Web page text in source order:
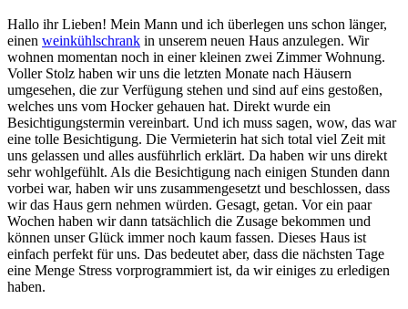
Hallo ihr Lieben! Mein Mann und ich überlegen uns schon länger,
einen weinkühlschrank in unserem neuen Haus anzulegen. Wir
wohnen momentan noch in einer kleinen zwei Zimmer Wohnung.
Voller Stolz haben wir uns die letzten Monate nach Häusern
umgesehen, die zur Verfügung stehen und sind auf eins gestoßen,
welches uns vom Hocker gehauen hat. Direkt wurde ein
Besichtigungstermin vereinbart. Und ich muss sagen, wow, das war
eine tolle Besichtigung. Die Vermieterin hat sich total viel Zeit mit
uns gelassen und alles ausführlich erklärt. Da haben wir uns direkt
sehr wohlgefühlt. Als die Besichtigung nach einigen Stunden dann
vorbei war, haben wir uns zusammengesetzt und beschlossen, dass
wir das Haus gern nehmen würden. Gesagt, getan. Vor ein paar
Wochen haben wir dann tatsächlich die Zusage bekommen und
können unser Glück immer noch kaum fassen. Dieses Haus ist
einfach perfekt für uns. Das bedeutet aber, dass die nächsten Tage
eine Menge Stress vorprogrammiert ist, da wir einiges zu erledigen
haben.